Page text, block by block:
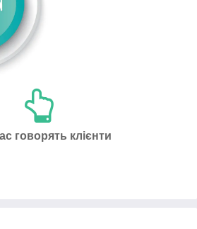
говорять клієнти